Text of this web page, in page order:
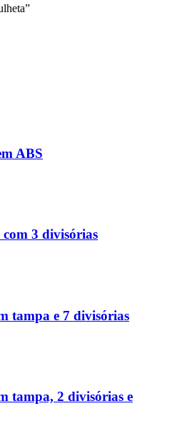
ABS
3 divisórias
tampa e 7 divisórias
tampa, 2 divisórias e